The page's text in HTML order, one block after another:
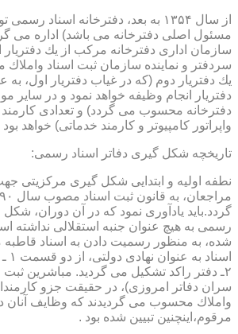
از سال ۱۳۵۴ به بعد، دفترخانه
مسئول اصلی دفترخانه می باشد) اداره می
سازمان اداری دفترخانه مركب از یك
سردفتر و نماینده سازمان ثبت اسناد واملاك
یك دفتریار دوم (كه در غیاب دفتریار اول، به
دفتریار انجام وظیفه خواهد نمود و در سایر
دفترخانه محسوب می گردد) و تعدادی
واپراتور كامپیوتر و كارمند خدماتی) خواهد بود
تاریخچه شكل گیری دفاتر اسناد رسمی:
نطفه اولیه و ابتدایی شكل گیری مركزیتی
گردد.باید یادآوری نمود كه در آن دوران، شكل
رسمی به هیچ عنوان جنبه استقلالی نداشته
شده، به منظور رسمیت دادن به اسناد قاطبه
۲ـ دفتر راكد تشكیل می گردید. مباشرین
سران دفاتر امروزی)، در حقیقت جزو
مرقوم،اینچنین تبیین شده بود .